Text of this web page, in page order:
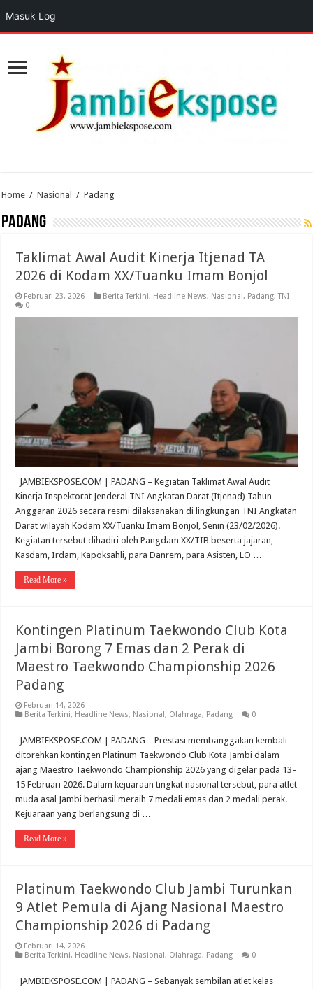
Home / Nasional / Padang
Padang
Taklimat Awal Audit Kinerja Itjenad TA
2026 di Kodam XX/Tuanku Imam Bonjol
Februari 23, 2026 Berita Terkini, Headline News, Nasional, Padang,TNI
0
JAMBIEKSPOSE.COM | PADANG – Kegiatan Taklimat Awal Audit
Kinerja Inspektorat Jenderal TNI Angkatan Darat (Itjenad) Tahun
Anggaran 2026 secara resmi dilaksanakan di lingkungan TNI Angkatan
Darat wilayah Kodam XX/Tuanku Imam Bonjol, Senin (23/02/2026).
Kegiatan tersebut dihadiri oleh Pangdam XX/TIB beserta jajaran,
Kasdam, Irdam, Kapoksahli, para Danrem, para Asisten, LO …
Read More »
Kontingen Platinum Taekwondo Club Kota
Jambi Borong 7 Emas dan 2 Perak di
Maestro Taekwondo Championship 2026
Padang
Februari 14, 2026
Berita Terkini, Headline News, Nasional, Olahraga, Padang 0
JAMBIEKSPOSE.COM | PADANG – Prestasi membanggakan kembali
ditorehkan kontingen Platinum Taekwondo Club Kota Jambi dalam
ajang Maestro Taekwondo Championship 2026 yang digelar pada 13–
15 Februari 2026. Dalam kejuaraan tingkat nasional tersebut, para atlet
muda asal Jambi berhasil meraih 7 medali emas dan 2 medali perak.
Kejuaraan yang berlangsung di …
Read More »
Platinum Taekwondo Club Jambi Turunkan
9 Atlet Pemula di Ajang Nasional Maestro
Championship 2026 di Padang
Februari 14, 2026
Berita Terkini, Headline News, Nasional, Olahraga, Padang 0
JAMBIEKSPOSE.COM | PADANG – Sebanyak sembilan atlet kelas
Masuk Log